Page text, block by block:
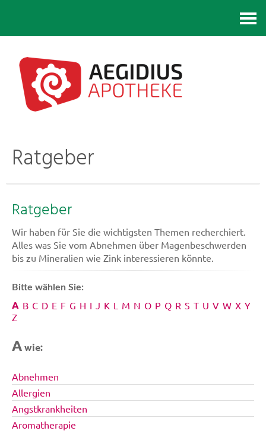
Ratgeber
Ratgeber
Wir haben für Sie die wichtigsten Themen recherchiert.
Alles was Sie vom Abnehmen über Magenbeschwerden
bis zu Mineralien wie Zink interessieren könnte.
Bitte wählen Sie:
A B C D E F G H I J K L M N O P Q R S T U V W X Y
Z
Awie:
Abnehmen
Allergien
Angstkrankheiten
Aromatherapie